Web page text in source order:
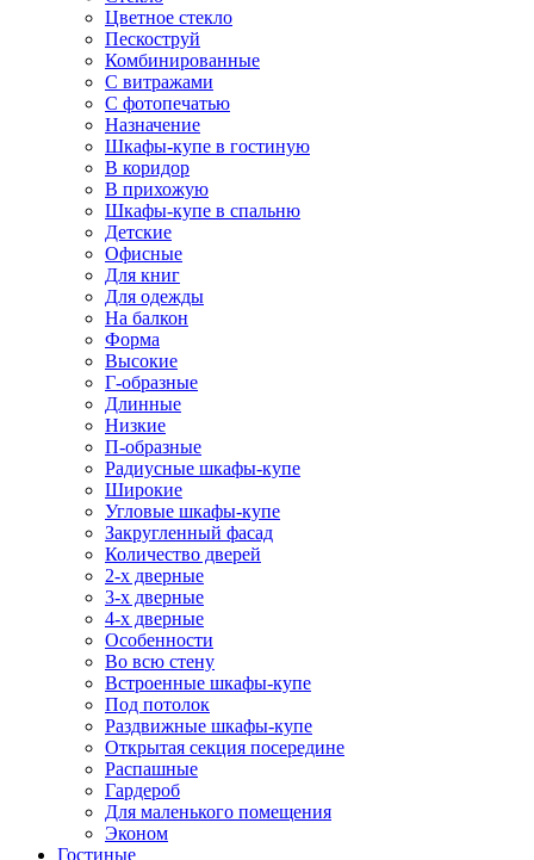
Цветное стекло
Пескоструй
Комбинированные
С витражами
С фотопечатью
Назначение
Шкафы-купе в гостиную
В коридор
В прихожую
Шкафы-купе в спальню
Детские
Офисные
Для книг
Для одежды
На балкон
Форма
Высокие
Г-образные
Длинные
Низкие
П-образные
Радиусные шкафы-купе
Широкие
Угловые шкафы-купе
Закругленный фасад
Количество дверей
2-х дверные
3-х дверные
4-х дверные
Особенности
Во всю стену
Встроенные шкафы-купе
Под потолок
Раздвижные шкафы-купе
Открытая секция посередине
Распашные
Гардероб
Для маленького помещения
Эконом
Гостиные